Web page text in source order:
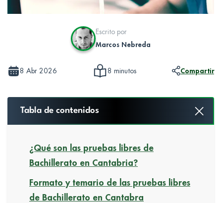
Escrito por
Marcos Nebreda
8 Abr 2026 8 minutos Compartir
Tabla de contenidos
¿Qué son las pruebas libres de
Bachillerato en Cantabria?
Formato y temario de las pruebas libres
de Bachillerato en Cantabra